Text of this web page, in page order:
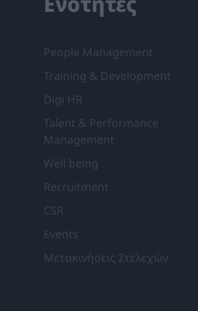
People Management
Training & Development
Digi HR
Talent & Performance
Management
Well being
Recruitment
CSR
Events
Μετακινήσεις Στελεχών